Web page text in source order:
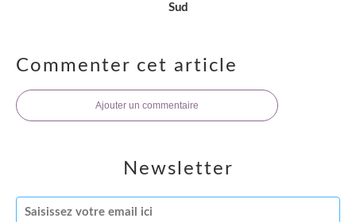
Sud
Commenter cet article
Ajouter un commentaire
Newsletter